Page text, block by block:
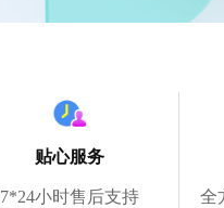
贴心服务
7*24小时售后支持 全